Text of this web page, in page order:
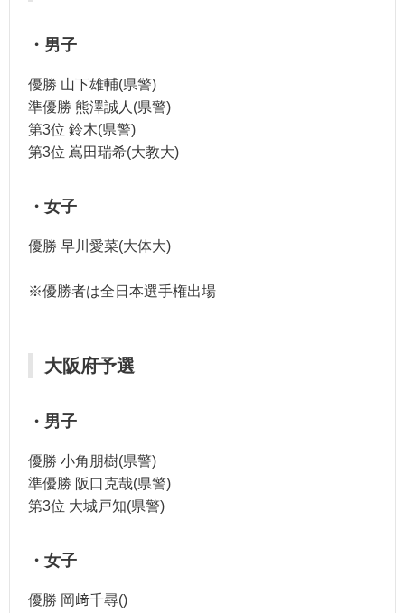
・男子
優勝 山下雄輔(県警)
準優勝 熊澤誠人(県警)
第3位 鈴木(県警)
第3位 嶌田瑞希(大教大)
・女子
優勝 早川愛菜(大体大)
※優勝者は全日本選手権出場
大阪府予選
・男子
優勝 小角朋樹(県警)
準優勝 阪口克哉(県警)
第3位 大城戸知(県警)
・女子
優勝 岡﨑千尋()